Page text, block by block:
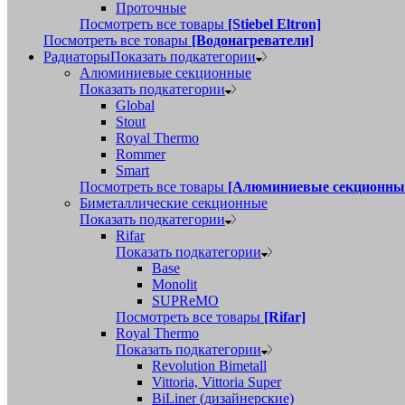
Проточные
Посмотреть все товары [Stiebel Eltron]
Посмотреть все товары [Водонагреватели]
РадиаторыПоказать подкатегории
Алюминиевые секционные
Показать подкатегории
Global
Stout
Royal Thermo
Rommer
Smart
Посмотреть все товары [Алюминиевые
Биметаллические секционные
Показать подкатегории
Rifar
Показать подкатегории
Base
Monolit
SUPReMO
Посмотреть все товары [Rifar]
Royal Thermo
Показать подкатегории
Revolution Bimetall
Vittoria, Vittoria Super
BiLiner (дизайнерские)